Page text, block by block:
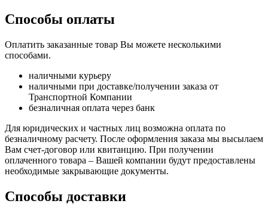
Способы оплаты
Оплатить заказанные товар Вы можете несколькими
способами.
наличными курьеру
наличными при доставке/получении заказа от
Транспортной Компании
безналичная оплата через банк
Для юридических и частных лиц возможна оплата по
безналичному расчету. После оформления заказа мы высылаем
Вам счет-договор или квитанцию. При получении
оплаченного товара – Вашей компании будут предоставлены
необходимые закрывающие документы.
Способы доставки